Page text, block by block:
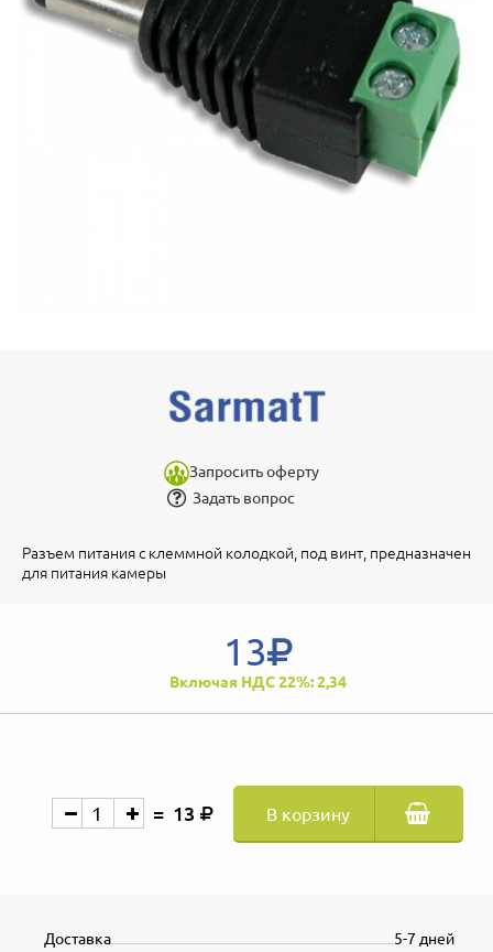
Запросить оферту
Задать вопрос
Разъем питания с клеммной колодкой, под винт, предназначен
для питания камеры
13
Включая НДС 22%: 2,34
13 В корзину
5-7 дней
Доставка